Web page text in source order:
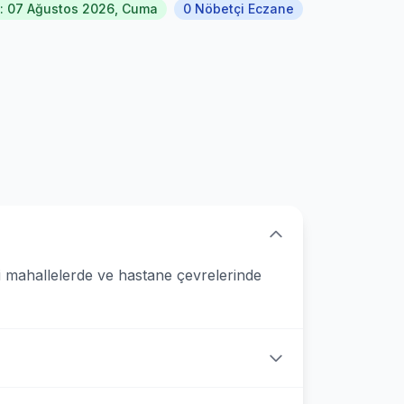
07 Ağustos 2026, Cuma 0 Nöbetçi Eczane
ve hastane çevrelerinde